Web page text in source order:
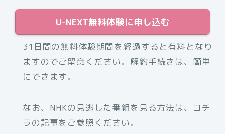
U-NEXT無料体験に申し込む
31日間の無料体験期間を経過すると有料となり
ますのでご留意ください。解約手続きは、簡単
にできます。
なお、NHKの見逃した番組を見る方法は、コチ
ラの記事をご参照ください。